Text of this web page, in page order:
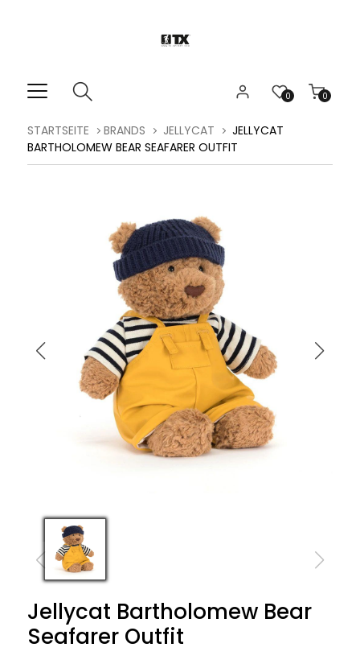
0
0
STARTSEITE BRANDS JELLYCAT
JELLYCAT
BARTHOLOMEW BEAR SEAFARER OUTFIT
Jellycat Bartholomew Bear
Seafarer Outfit